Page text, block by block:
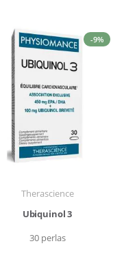
-9%
Therascience
Ubiquinol 3
30 perlas